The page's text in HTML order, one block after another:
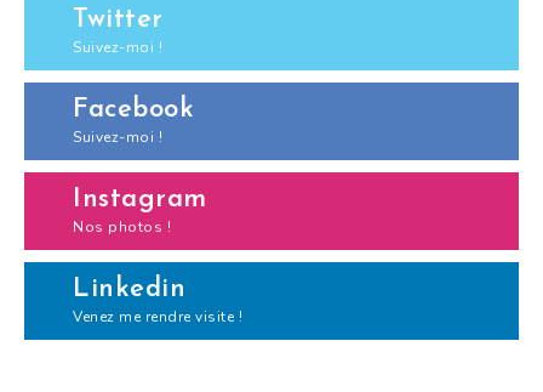
Twitter
Suivez-moi !
Facebook
Suivez-moi !
Instagram
Nos photos !
Linkedin
Venez me rendre visite !